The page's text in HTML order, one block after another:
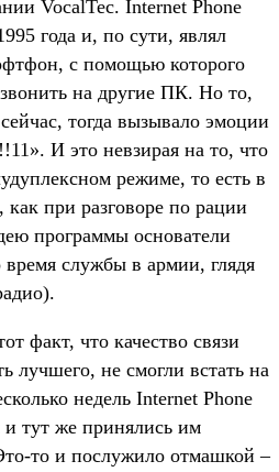
VocalTec. Internet Phone
года и, по сути, являл
с помощью которого
на другие ПК. Но то,
тогда вызывало эмоции
И это невзирая на то, что
режиме, то есть в
при разговоре по рации
программы основатели
службы в армии, глядя
факт, что качество связи
лучшего, не смогли встать на
недель Internet Phone
и тут же принялись им
то и послужило отмашкой –